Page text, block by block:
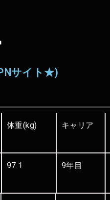
サイト★)
体重(kg) キャリア
97.1 9年目